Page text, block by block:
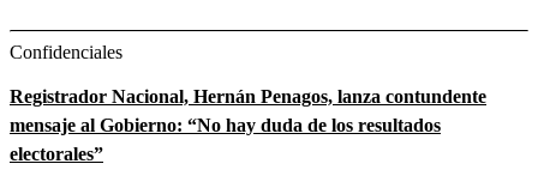
Confidenciales
Registrador Nacional, Hernán Penagos, lanza contundente
mensaje al Gobierno: “No hay duda de los resultados
electorales”